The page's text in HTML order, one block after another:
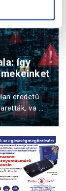
így
eredetű
va ...